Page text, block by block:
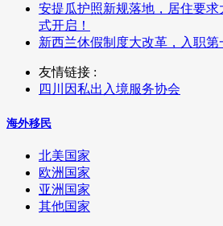
安提瓜护照新规落地，居住要
式开启！
新西兰休假制度大改革，入职第
友情链接 :
四川因私出入境服务协会
海外移民
北美国家
欧洲国家
亚洲国家
其他国家